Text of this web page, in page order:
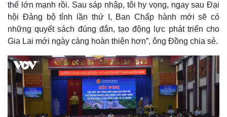
Quan sát
Cuộc sống đó đây
Hồ sơ
Video
Ảnh
E-Magazine
Infographic
thế lớn mạnh rồi. Sau sáp nhập, tôi hy vọng, ngay sau Đại
hội Đảng bộ tỉnh lần thứ I, Ban Chấp hành mới sẽ có
những quyết sách đúng đắn, tạo động lực phát triển cho
Gia Lai mới ngày càng hoàn thiện hơn”, ông Đồng chia sẻ.